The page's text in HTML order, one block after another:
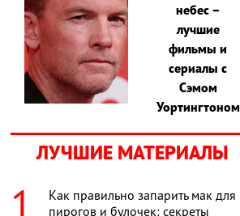
небес –
лучшие
фильмы и
сериалы с
Сэмом
Уортингтоном
ЛУЧШИЕ МАТЕРИАЛЫ
Как правильно запарить мак для
пирогов и булочек: секреты